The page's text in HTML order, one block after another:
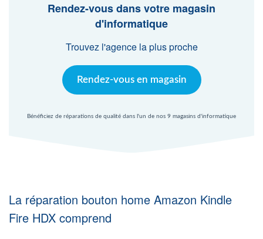
Rendez-vous dans votre magasin
d'informatique
Trouvez l'agence la plus proche
Rendez-vous en magasin
Bénéficiez de réparations de qualité dans l'un de nos 9 magasins d'informatique
La réparation bouton home Amazon Kindle
Fire HDX comprend